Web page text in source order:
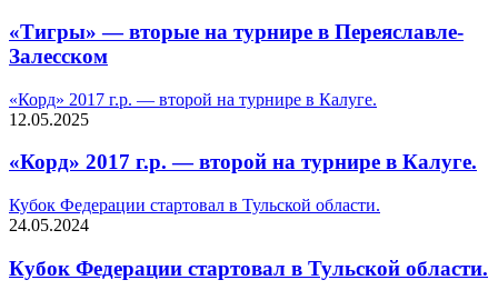
«Тигры» — вторые на турнире в Переяславле-
Залесском
«Корд» 2017 г.р. — второй на турнире в Калуге.
12.05.2025
«Корд» 2017 г.р. — второй на турнире в Калуге.
Кубок Федерации стартовал в Тульской области.
24.05.2024
Кубок Федерации стартовал в Тульской области.